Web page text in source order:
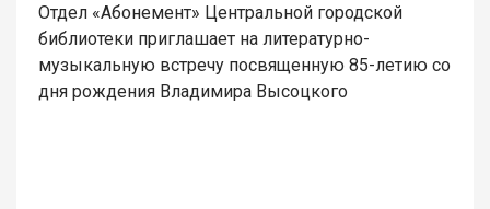
Отдел «Абонемент» Центральной городской
библиотеки приглашает на литературно-
музыкальную встречу посвященную 85-летию со
дня рождения Владимира Высоцкого